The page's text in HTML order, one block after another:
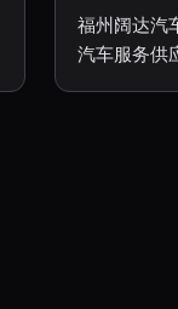
福州阔达汽
汽车服务供